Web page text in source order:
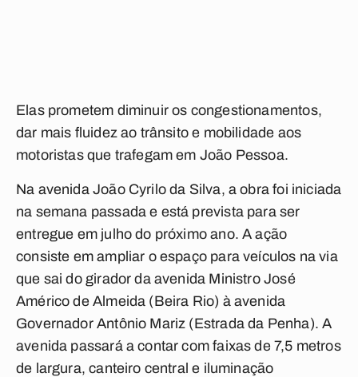
Elas prometem diminuir os congestionamentos,
dar mais fluidez ao trânsito e mobilidade aos
motoristas que trafegam em João Pessoa.
Na avenida João Cyrilo da Silva, a obra foi iniciada
na semana passada e está prevista para ser
entregue em julho do próximo ano. A ação
consiste em ampliar o espaço para veículos na via
que sai do girador da avenida Ministro José
Américo de Almeida (Beira Rio) à avenida
Governador Antônio Mariz (Estrada da Penha). A
avenida passará a contar com faixas de 7,5 metros
de largura, canteiro central e iluminação